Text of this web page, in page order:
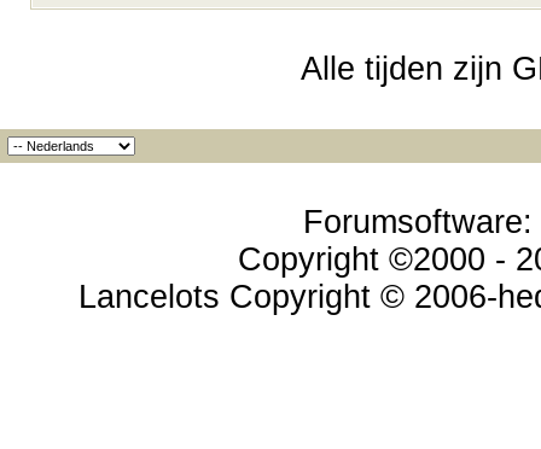
Alle tijden zijn
Copyright ©2000 -
Lancelots Copyright © 2006-